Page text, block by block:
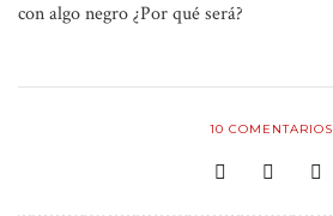
con algo negro ¿Por qué será?
10 COMENTARIOS